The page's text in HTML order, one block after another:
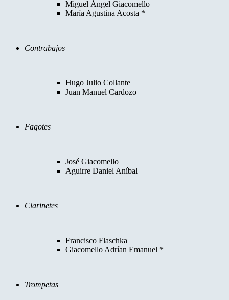
Miguel Ángel Giacomello
María Agustina Acosta *
Contrabajos
Hugo Julio Collante
Juan Manuel Cardozo
Fagotes
José Giacomello
Aguirre Daniel Aníbal
Clarinetes
Francisco Flaschka
Giacomello Adrían Emanuel *
Trompetas